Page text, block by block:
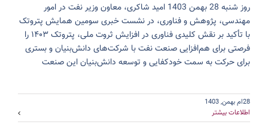
روز شنبه 28 بهمن 1403 امید شاکری، معاون وزیر نفت در امور
مهندسی، پژوهش و فناوری، در نشست خبری سومین همایش پتروتک
با تأکید بر نقش کلیدی فناوری در افزایش ثروت ملی، پتروتک ۱۴۰۳ را
فرصتی برای هم‌افزایی صنعت نفت با شرکت‌های دانش‌بنیان و بستری
برای حرکت به سمت خودکفایی و توسعه دانش‌بنیان این صنعت
28ام بهمن, 1403
اطلاعات بیشتر